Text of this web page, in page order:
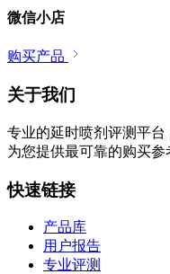
微信小店
购买产品
关于我们
专业的延时喷剂评测平台
为您提供最可靠的购买参
快速链接
产品库
用户报告
专业评测